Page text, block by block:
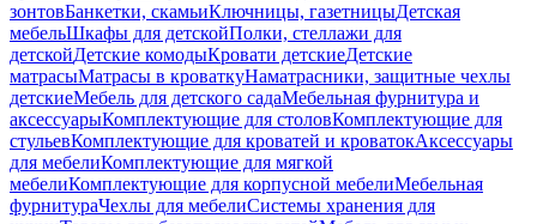
зонтовБанкетки, скамьиКлючницы, газетницыДетская
мебельШкафы для детскойПолки, стеллажи для
детскойДетские комодыКровати детскиеДетские
матрасыМатрасы в кроваткуНаматрасники, защитные чехлы
детскиеМебель для детского садаМебельная фурнитура и
аксессуарыКомплектующие для столовКомплектующие для
стульевКомплектующие для кроватей и кроватокАксессуары
для мебелиКомплектующие для мягкой
мебелиКомплектующие для корпусной мебелиМебельная
фурнитураЧехлы для мебелиСистемы хранения для